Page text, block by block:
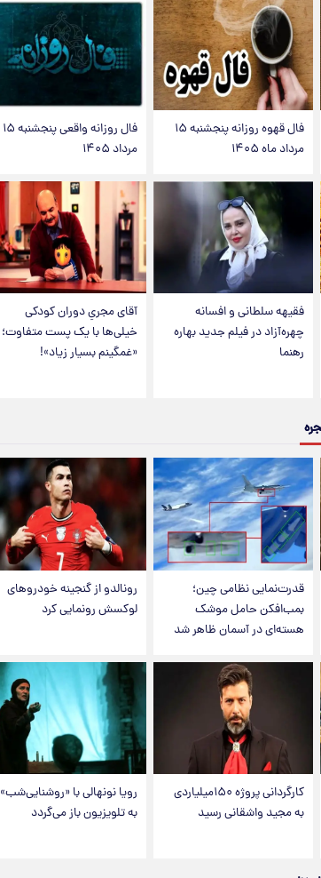
فال قهوه روزانه پنجشنبه ۱۵
مرداد ماه ۱۴۰۵
فال روزانه واقعی پنجشنبه ۱۵
مرداد ۱۴۰۵
فقیهه سلطانی و افسانه
چهره‌آزاد در فیلم جدید بهاره
رهنما
آقای مجریِ دوران کودکی
خیلی‌ها با یک پست متفاوت؛
«غمگینم بسیار زیاد»!
قدرت‌نمایی نظامی چین؛
بمب‌افکن حامل موشک
هسته‌ای در آسمان ظاهر شد
رونالدو از گنجینه خودروهای
لوکسش رونمایی کرد
کارگردانی پروژه ۱۵۰میلیاردی
به مجید واشقانی رسید
رویا نونهالی با «روشنایی‌شب»
به تلویزیون باز می‌گردد